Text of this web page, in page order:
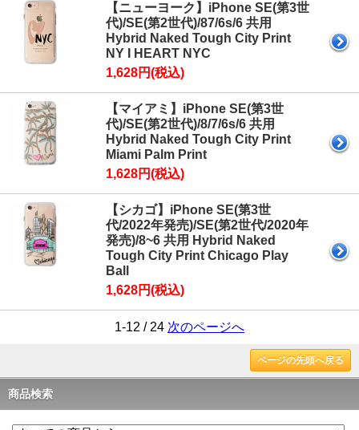
【ニューヨーク】iPhone SE(第3世
代)/SE(第2世代)/87/6s/6 共用
Hybrid Naked Tough City Print
NY I HEART NYC
1,628円(税込)
【マイアミ】iPhone SE(第3世
代)/SE(第2世代)/8/7/6s/6 共用
Hybrid Naked Tough City Print
Miami Palm Print
1,628円(税込)
【シカゴ】iPhone SE(第3世
代/2022年発売)/SE(第2世代/2020年
発売)/8~6 共用 Hybrid Naked
Tough City Print Chicago Play
Ball
1,628円(税込)
1-12 / 24 次のページへ
ページの先頭へ戻る
商品検索